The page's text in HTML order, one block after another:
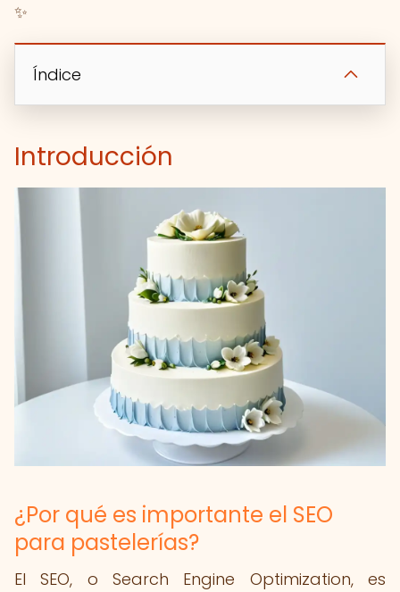
✨
Índice
Introducción
¿Por qué es importante el SEO
para pastelerías?
El SEO, o Search Engine Optimization, es